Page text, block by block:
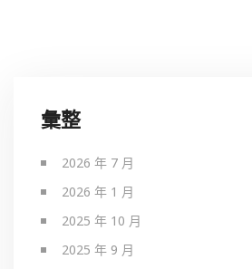
彙整
2026 年 7 月
2026 年 1 月
2025 年 10 月
2025 年 9 月